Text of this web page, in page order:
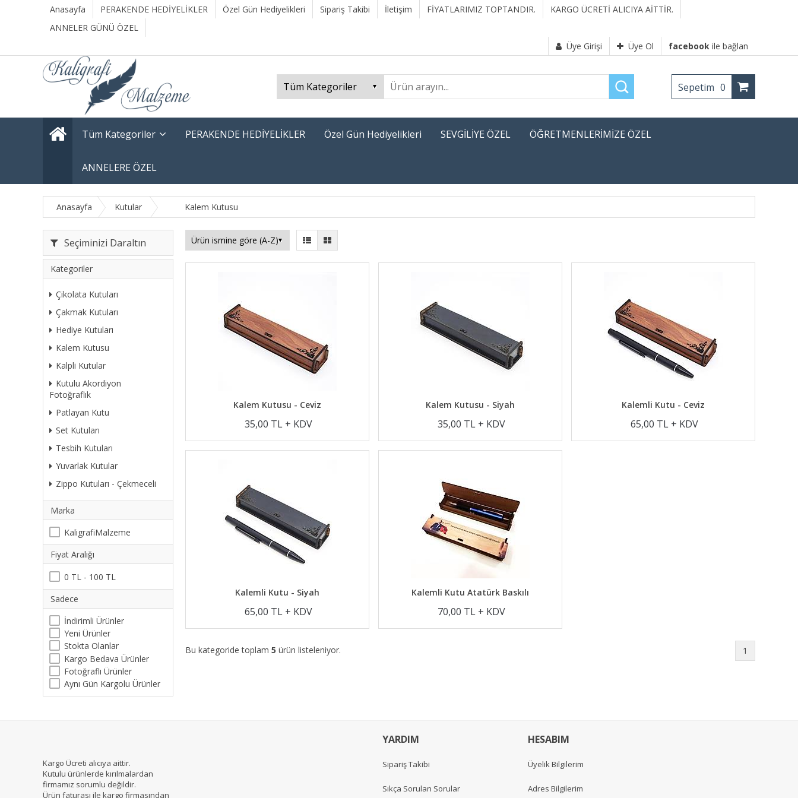
Anasayfa PERAKENDE HEDİYELİKLER Özel Gün Hediyelikleri Sipariş Takibi İletişim FİYATLARIMIZ TOPTANDIR.
KARGO ÜCRETİ ALICIYA AİTTİR.
ANNELER GÜNÜ ÖZEL
Üye Girişi
Üye Ol facebook ile bağlan
Sepetim 0
Tüm Kategoriler PERAKENDE HEDİYELİKLER Özel Gün Hediyelikleri SEVGİLİYE ÖZEL ÖĞRETMENLERİMİZE ÖZEL
ANNELERE ÖZEL
Anasayfa Kutular Kalem Kutusu
Seçiminizi Daraltın
Kategoriler
Çikolata Kutuları
Çakmak Kutuları
Hediye Kutuları
Kalem Kutusu
Kalpli Kutular
Kutulu Akordiyon
Fotoğraflık
Patlayan Kutu
Set Kutuları
Tesbih Kutuları
Yuvarlak Kutular
Zippo Kutuları - Çekmeceli
Marka
KaligrafiMalzeme
Fiyat Aralığı
0 TL - 100 TL
Sadece
İndirimli Ürünler
Yeni Ürünler
Stokta Olanlar
Kargo Bedava Ürünler
Fotoğraflı Ürünler
Aynı Gün Kargolu Ürünler
Kalem Kutusu - Ceviz
35,00 TL + KDV
Kalem Kutusu - Siyah
35,00 TL + KDV
Kalemli Kutu - Ceviz
65,00 TL + KDV
Kalemli Kutu - Siyah
65,00 TL + KDV
Kalemli Kutu Atatürk Baskılı
70,00 TL + KDV
Bu kategoride toplam 5 ürün listeleniyor. 1
Kargo Ücreti alıcıya aittir.
Kutulu ürünlerde kırılmalardan
firmamız sorumlu değildir.
Ürün faturası ile kargo firmasından
YARDIM
Sipariş Takibi
Sıkça Sorulan Sorular
HESABIM
Üyelik Bilgilerim
Adres Bilgilerim